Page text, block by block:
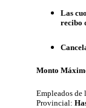
Las
recibo
Monto
Empleados
Provincial: